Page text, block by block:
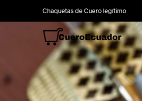
Chaquetas de Cuero legítimo